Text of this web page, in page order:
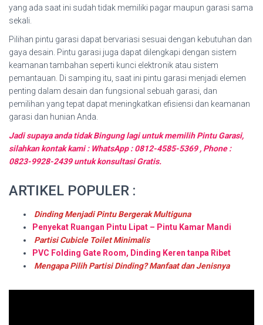
yang ada saat ini sudah tidak memiliki pagar maupun garasi sama
sekali.
Pilihan pintu garasi dapat bervariasi sesuai dengan kebutuhan dan
gaya desain. Pintu garasi juga dapat dilengkapi dengan sistem
keamanan tambahan seperti kunci elektronik atau sistem
pemantauan. Di samping itu, saat ini pintu garasi menjadi elemen
penting dalam desain dan fungsional sebuah garasi, dan
pemilihan yang tepat dapat meningkatkan efisiensi dan keamanan
garasi dan hunian Anda.
Jadi supaya anda tidak Bingung lagi untuk memilih Pintu Garasi,
silahkan kontak kami : WhatsApp : 0812-4585-5369 , Phone :
0823-9928-2439 untuk konsultasi Gratis.
ARTIKEL POPULER :
Dinding Menjadi Pintu Bergerak Multiguna
Penyekat Ruangan Pintu Lipat – Pintu Kamar Mandi
Partisi Cubicle Toilet Minimalis
PVC Folding Gate Room, Dinding Keren tanpa Ribet
Mengapa Pilih Partisi Dinding? Manfaat dan Jenisnya